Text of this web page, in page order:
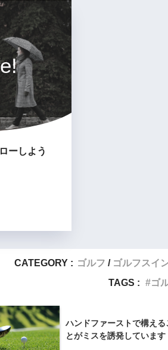
ーしよう
CATEGORY : ゴルフ
ゴルフスイ
TAGS :
ゴ
ハンドファーストで構える
とがミスを誘発しています